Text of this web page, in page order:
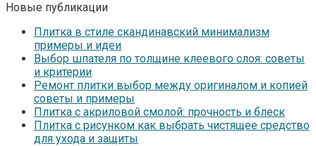
Новые публикации
Плитка в стиле скандинавский минимализм
примеры и идеи
Выбор шпателя по толщине клеевого слоя: советы
и критерии
Ремонт плитки выбор между оригиналом и копией
советы и примеры
Плитка с акриловой смолой: прочность и блеск
Плитка с рисунком как выбрать чистящее средство
для ухода и защиты